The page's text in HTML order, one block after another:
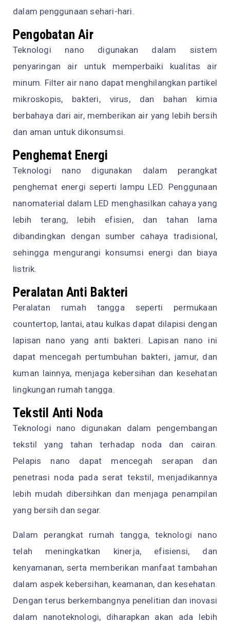
dalam penggunaan sehari-hari.
Pengobatan Air
Teknologi nano digunakan dalam sistem
penyaringan air untuk memperbaiki kualitas air
minum. Filter air nano dapat menghilangkan partikel
mikroskopis, bakteri, virus, dan bahan kimia
berbahaya dari air, memberikan air yang lebih bersih
dan aman untuk dikonsumsi.
Penghemat Energi
Teknologi nano digunakan dalam perangkat
penghemat energi seperti lampu LED. Penggunaan
nanomaterial dalam LED menghasilkan cahaya yang
lebih terang, lebih efisien, dan tahan lama
dibandingkan dengan sumber cahaya tradisional,
sehingga mengurangi konsumsi energi dan biaya
listrik.
Peralatan Anti Bakteri
Peralatan rumah tangga seperti permukaan
countertop, lantai, atau kulkas dapat dilapisi dengan
lapisan nano yang anti bakteri. Lapisan nano ini
dapat mencegah pertumbuhan bakteri, jamur, dan
kuman lainnya, menjaga kebersihan dan kesehatan
lingkungan rumah tangga.
Tekstil Anti Noda
Teknologi nano digunakan dalam pengembangan
tekstil yang tahan terhadap noda dan cairan.
Pelapis nano dapat mencegah serapan dan
penetrasi noda pada serat tekstil, menjadikannya
lebih mudah dibersihkan dan menjaga penampilan
yang bersih dan segar.
Dalam perangkat rumah tangga, teknologi nano
telah meningkatkan kinerja, efisiensi, dan
kenyamanan, serta memberikan manfaat tambahan
dalam aspek kebersihan, keamanan, dan kesehatan.
Dengan terus berkembangnya penelitian dan inovasi
dalam nanoteknologi, diharapkan akan ada lebih